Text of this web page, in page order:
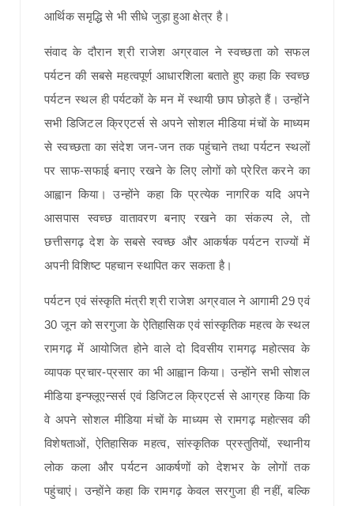
आर्थिक समृद्धि से भी सीधे जुड़ा हुआ क्षेत्र है।
संवाद के दौरान श्री राजेश अग्रवाल ने स्वच्छता को सफल
पर्यटन की सबसे महत्वपूर्ण आधारशिला बताते हुए कहा कि स्वच्छ
पर्यटन स्थल ही पर्यटकों के मन में स्थायी छाप छोड़ते हैं। उन्होंने
सभी डिजिटल क्रिएटर्स से अपने सोशल मीडिया मंचों के माध्यम
से स्वच्छता का संदेश जन-जन तक पहुंचाने तथा पर्यटन स्थलों
पर साफ-सफाई बनाए रखने के लिए लोगों को प्रेरित करने का
आह्वान किया। उन्होंने कहा कि प्रत्येक नागरिक यदि अपने
आसपास स्वच्छ वातावरण बनाए रखने का संकल्प ले, तो
छत्तीसगढ़ देश के सबसे स्वच्छ और आकर्षक पर्यटन राज्यों में
अपनी विशिष्ट पहचान स्थापित कर सकता है।
पर्यटन एवं संस्कृति मंत्री श्री राजेश अग्रवाल ने आगामी 29 एवं
30 जून को सरगुजा के ऐतिहासिक एवं सांस्कृतिक महत्व के स्थल
रामगढ़ में आयोजित होने वाले दो दिवसीय रामगढ़ महोत्सव के
व्यापक प्रचार-प्रसार का भी आह्वान किया। उन्होंने सभी सोशल
मीडिया इन्फ्लूएन्सर्स एवं डिजिटल क्रिएटर्स से आग्रह किया कि
वे अपने सोशल मीडिया मंचों के माध्यम से रामगढ़ महोत्सव की
विशेषताओं, ऐतिहासिक महत्व, सांस्कृतिक प्रस्तुतियों, स्थानीय
लोक कला और पर्यटन आकर्षणों को देशभर के लोगों तक
पहुंचाएं। उन्होंने कहा कि रामगढ़ केवल सरगुजा ही नहीं, बल्कि